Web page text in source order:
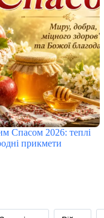
Спасом 2026: теплі
прикмети